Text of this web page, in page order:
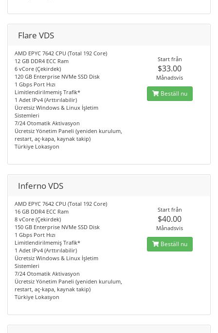
Flare VDS
AMD EPYC 7642 CPU (Total 192 Core)
12 GB DDR4 ECC Ram
6 vCore (Çekirdek)
120 GB Enterprise NVMe SSD Disk
1 Gbps Port Hızı
Limitlendirilmemiş Trafik*
1 Adet IPv4 (Arttırılabilir)
Ücretsiz Windows & Linux İşletim
Sistemleri
7/24 Otomatik Aktivasyon
Ücretsiz Yönetim Paneli (yeniden kurulum,
restart, aç-kapa, kaynak takip)
Türkiye Lokasyon
Start från
$33.00
Månadsvis
Beställ nu
Inferno VDS
AMD EPYC 7642 CPU (Total 192 Core)
16 GB DDR4 ECC Ram
8 vCore (Çekirdek)
150 GB Enterprise NVMe SSD Disk
1 Gbps Port Hızı
Limitlendirilmemiş Trafik*
1 Adet IPv4 (Arttırılabilir)
Ücretsiz Windows & Linux İşletim
Sistemleri
7/24 Otomatik Aktivasyon
Ücretsiz Yönetim Paneli (yeniden kurulum,
restart, aç-kapa, kaynak takip)
Türkiye Lokasyon
Start från
$40.00
Månadsvis
Beställ nu